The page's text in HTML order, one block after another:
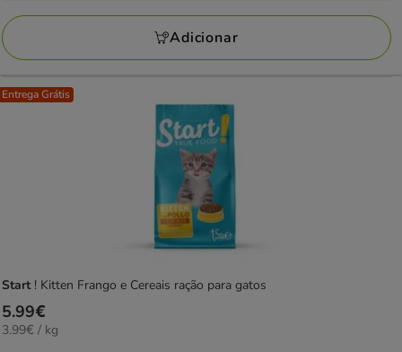
avaliações
40.83€
Adicionar
Entrega Grátis
Start ! Kitten Frango e Cereais ração para gatos
Preço
5.99€
5.99€
3.99€
3.99€ / kg